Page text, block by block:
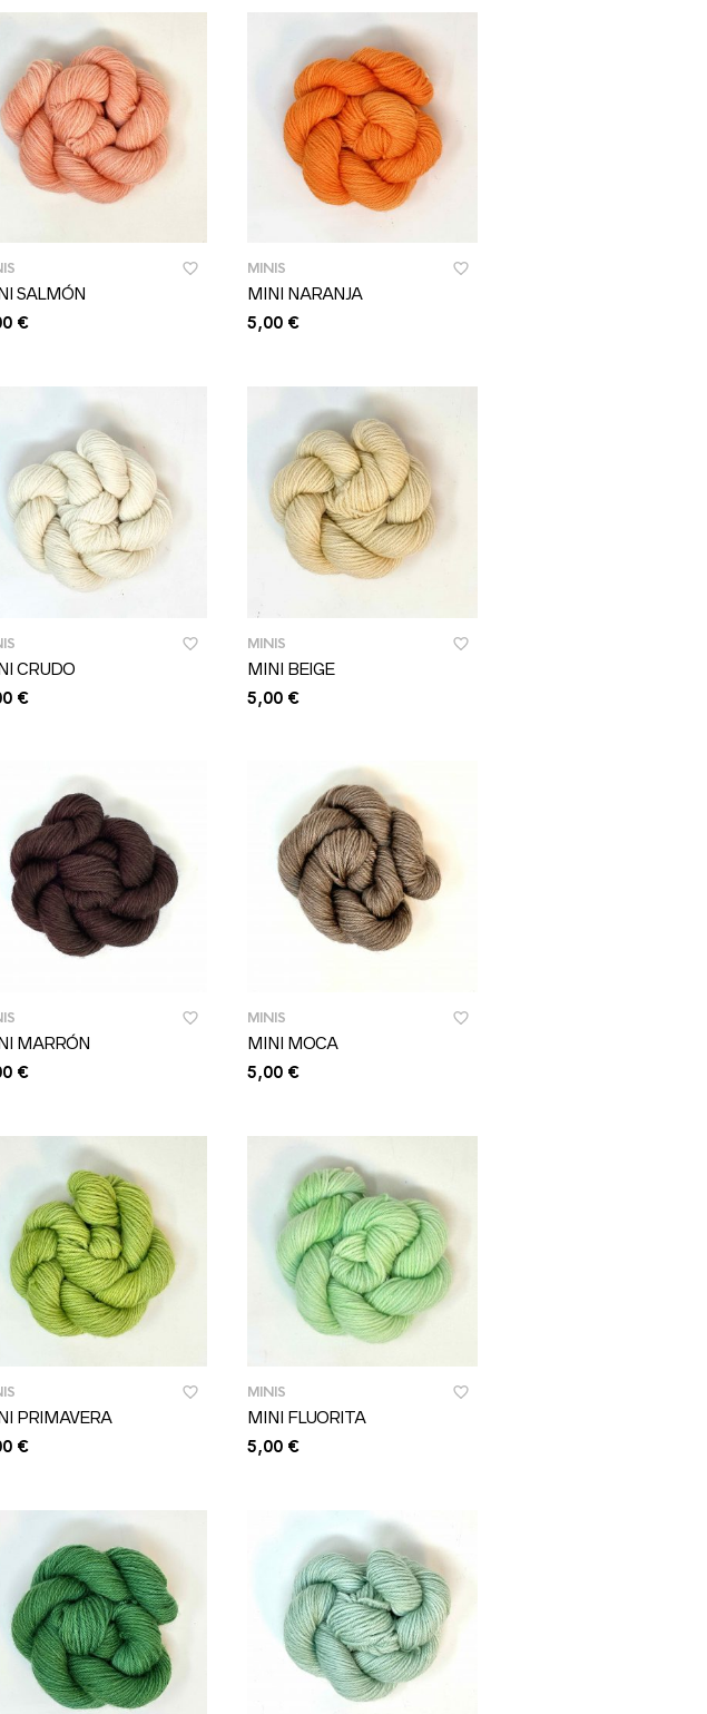
SALMÓN
€
MINIS
MINI NARANJA
5,00 €
CRUDO
€
MINIS
MINI BEIGE
5,00 €
MARRÓN
€
MINIS
MINI MOCA
5,00 €
PRIMAVERA
€
MINIS
MINI FLUORITA
5,00 €